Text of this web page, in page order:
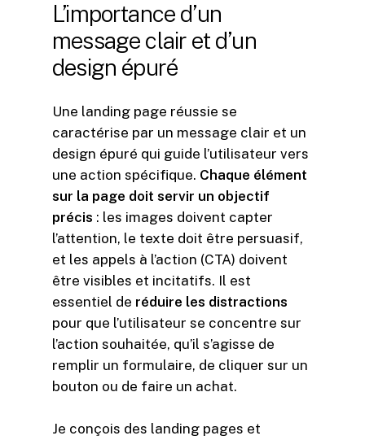
L’importance d’un
message clair et d’un
design épuré
Une landing page réussie se
caractérise par un message clair et un
design épuré qui guide l’utilisateur vers
une action spécifique. Chaque élément
sur la page doit servir un objectif
précis : les images doivent capter
l’attention, le texte doit être persuasif,
et les appels à l’action (CTA) doivent
être visibles et incitatifs. Il est
essentiel de réduire les distractions
pour que l’utilisateur se concentre sur
l’action souhaitée, qu’il s’agisse de
remplir un formulaire, de cliquer sur un
bouton ou de faire un achat.
Je conçois des landing pages et